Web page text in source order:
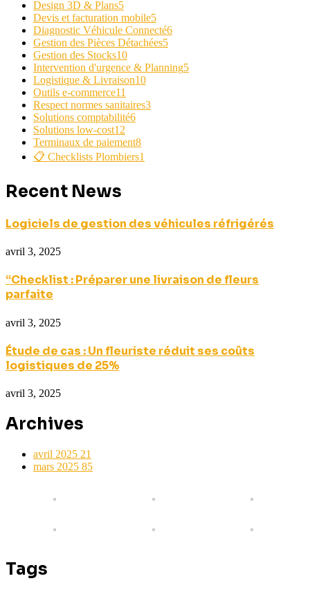
Design 3D & Plans5
Devis et facturation mobile5
Diagnostic Véhicule Connecté6
Gestion des Pièces Détachées5
Gestion des Stocks10
Intervention d'urgence & Planning5
Logistique & Livraison10
Outils e-commerce11
Respect normes sanitaires3
Solutions comptabilité6
Solutions low-cost12
Terminaux de paiement8
📋 Checklists Plombiers1
Recent News
Logiciels de gestion des véhicules réfrigérés
avril 3, 2025
“Checklist : Préparer une livraison de fleurs
parfaite
avril 3, 2025
Étude de cas : Un fleuriste réduit ses coûts
logistiques de 25%
avril 3, 2025
Archives
avril 2025 21
mars 2025 85
Tags